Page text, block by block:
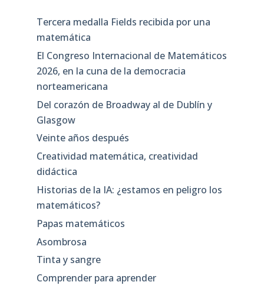
Tercera medalla Fields recibida por una
matemática
El Congreso Internacional de Matemáticos
2026, en la cuna de la democracia
norteamericana
Del corazón de Broadway al de Dublín y
Glasgow
Veinte años después
Creatividad matemática, creatividad
didáctica
Historias de la IA: ¿estamos en peligro los
matemáticos?
Papas matemáticos
Asombrosa
Tinta y sangre
Comprender para aprender